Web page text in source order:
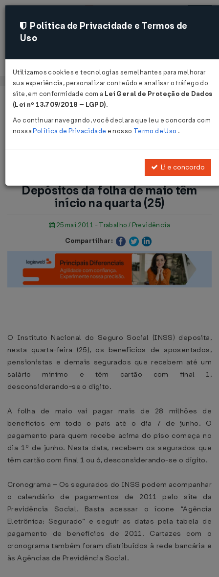
Acessar
Página Inicial
Notícias
início na quarta (25)...
Voltar
Pagamento de Benefícios:
Depósitos da folha de maio têm
início na quarta (25)
25 mai 2011 - Trabalho / Previdência
Compartilhar:
O Instituto Nacional do Seguro Social (INSS) deposita,
nesta quarta-feira (25), os benefícios de aposentados,
pensionistas e demais segurados que recebem até um
salário mínimo e têm cartão com final 1,
desconsiderando-se o dígito.
A folha de maio vai pagar mais de 28 milhões de
benefícios em todo o país até o dia 7 de junho. O
pagamento para quem recebe acima do piso começa no
dia 1º de junho. Nesta data, recebem os segurados que
têm cartão com final 1 ou 6, desconsiderando-se o dígito.
Cronograma – Os segurados do INSS podem acompanhar
o calendário de pagamentos de 2011 pelo site da
Previdência Social. Basta acessar o ícone “Agência
Eletrônica: Segurado” e seguir as datas pela tabela de
pagamento de benefícios de 2011. Cartazes com o
cronograma também foram distribuídos à rede bancária e
às Agências de Previdência Social.
Política de Privacidade e Termos de
Uso
Utilizamos cookies e tecnologias semelhantes para melhorar
sua experiência, personalizar conteúdo e analisar o tráfego do
site, em conformidade com a Lei Geral de Proteção de Dados
(Lei nº 13.709/2018 – LGPD).
Ao continuar navegando, você declara que leu e concorda com
nossaPolítica de Privacidade e nosso Termo de Uso .
Li e concordo